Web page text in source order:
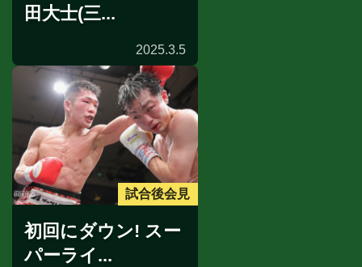
田大士(三...
2025.3.5
試合後会見
初回にダウン! スー
パーライ...